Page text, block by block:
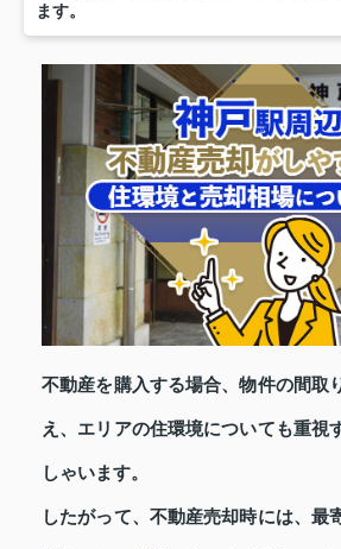
ます。
不動産を購入する場合、物件の間取
え、エリアの住環境についても重視
しゃいます。
したがって、不動産売却時には、最